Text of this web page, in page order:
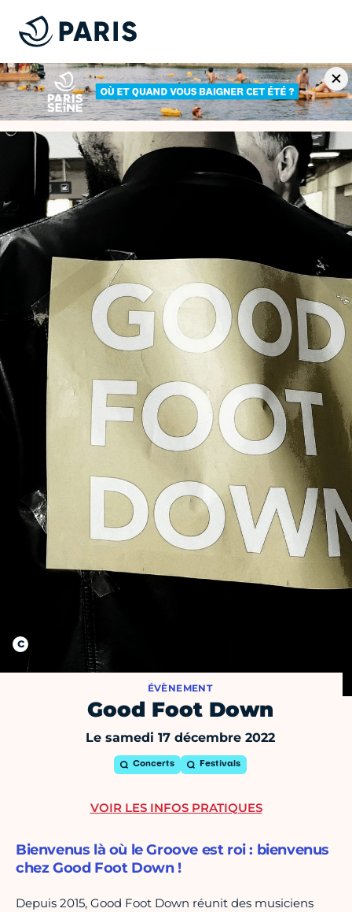
ÉVÈNEMENT
Good Foot Down
Le samedi 17 décembre 2022
Concerts Festivals
Bienvenus là où le Groove est roi : bienvenus
chez Good Foot Down !
Depuis 2015, Good Foot Down réunit des musiciens
VOIR LES INFOS PRATIQUES